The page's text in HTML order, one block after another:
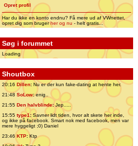
Opret profil
Har du ikke en konto endnu? Få mere ud af VWnettet,
opret dig som brugerher og nu - helt gratis...
Søg i forummet
Loading
Shoutbox
20:16 Dillen: Nu er der kun fake-dating at hente her.
21:48 SoLow:enig..
21:55 Den halvblinde:Jep.....
15:55 type1:Savner lidt tiden, hvor alt skete her inde,
og ikke på facebook. Smart nok med facebook, men var
mere hyggeligt ;0) Daniel
23:46 KTP:Ktp